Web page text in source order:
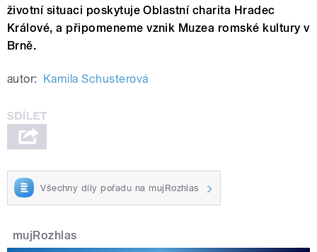
životní situaci poskytuje Oblastní charita Hradec
Králové, a připomeneme vznik Muzea romské kultury v
Brně.
autor: Kamila Schusterová
Všechny díly pořadu na mujRozhlas
mujRozhlas